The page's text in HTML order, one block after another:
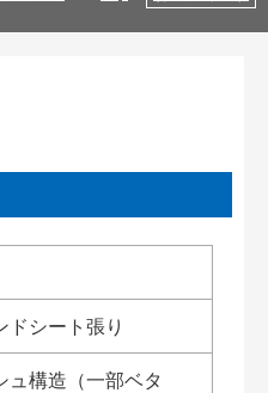
ドシート張り
ュ構造（一部ベタ